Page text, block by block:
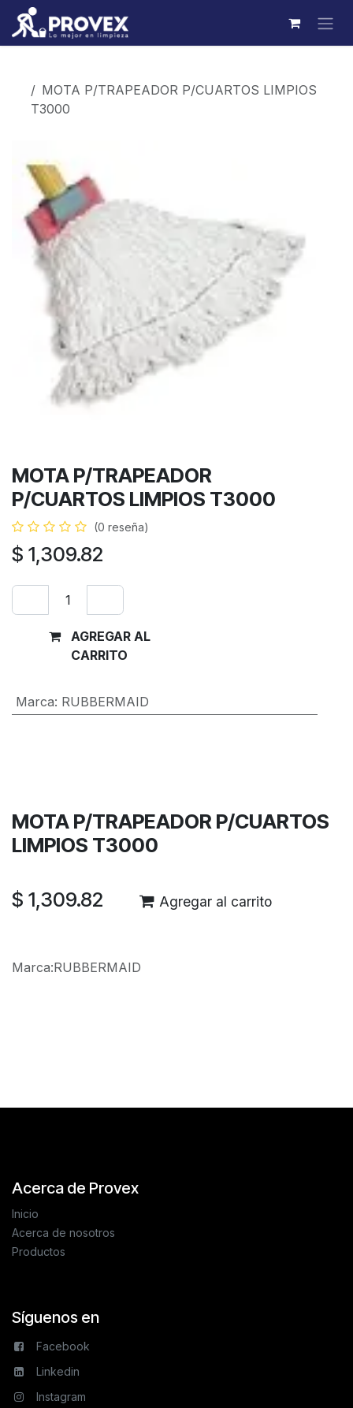
Ir al contenido
MOTA P/TRAPEADOR P/CUARTOS LIMPIOS
T3000
MOTA P/TRAPEADOR
P/CUARTOS LIMPIOS T3000
(0 reseña)
$ 1,309.82
AGREGAR AL
CARRITO
Marca: RUBBERMAID
MOTA P/TRAPEADOR P/CUARTOS
LIMPIOS T3000
$ 1,309.82 Agregar al carrito
Marca:RUBBERMAID
Acerca de Provex
Inicio
Acerca de nosotros
Productos
Síguenos en
Facebook
Linkedin
Instagram